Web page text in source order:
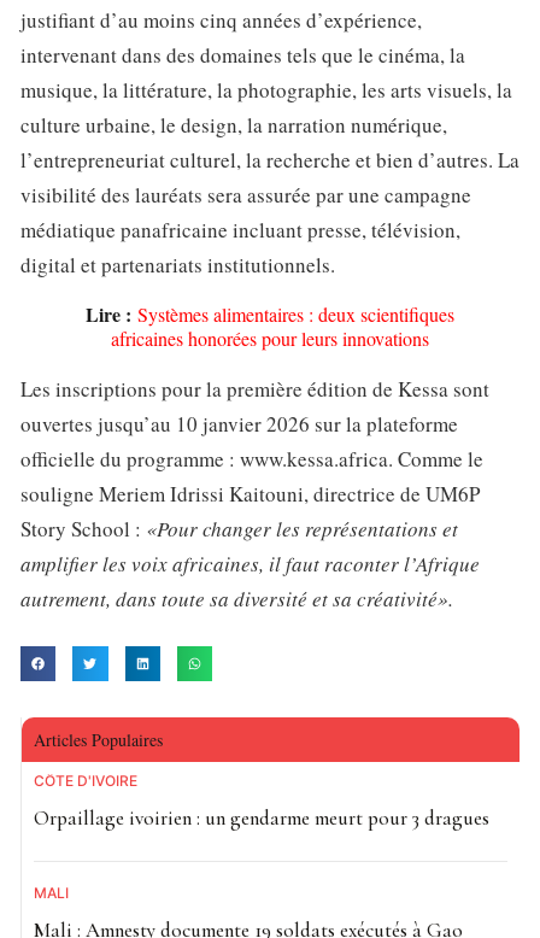
justifiant d’au moins cinq années d’expérience,
intervenant dans des domaines tels que le cinéma, la
musique, la littérature, la photographie, les arts visuels, la
culture urbaine, le design, la narration numérique,
l’entrepreneuriat culturel, la recherche et bien d’autres. La
visibilité des lauréats sera assurée par une campagne
médiatique panafricaine incluant presse, télévision,
digital et partenariats institutionnels.
Lire : Systèmes alimentaires : deux scientifiques
africaines honorées pour leurs innovations
Les inscriptions pour la première édition de Kessa sont
ouvertes jusqu’au 10 janvier 2026 sur la plateforme
officielle du programme : www.kessa.africa. Comme le
souligne Meriem Idrissi Kaitouni, directrice de UM6P
Story School : «Pour changer les représentations et
amplifier les voix africaines, il faut raconter l’Afrique
autrement, dans toute sa diversité et sa créativité».
Articles Populaires
CÔTE D'IVOIRE
Orpaillage ivoirien : un gendarme meurt pour 3 dragues
MALI
Mali : Amnesty documente 19 soldats exécutés à Gao